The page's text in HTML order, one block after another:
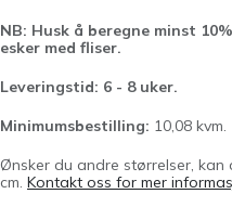
NB: Husk å beregne minst
esker med fliser.
Leveringstid: 6 - 8 uker.
Minimumsbestilling: 10,08 kvm.
Ønsker du andre størrelser,
cm. Kontakt oss for mer